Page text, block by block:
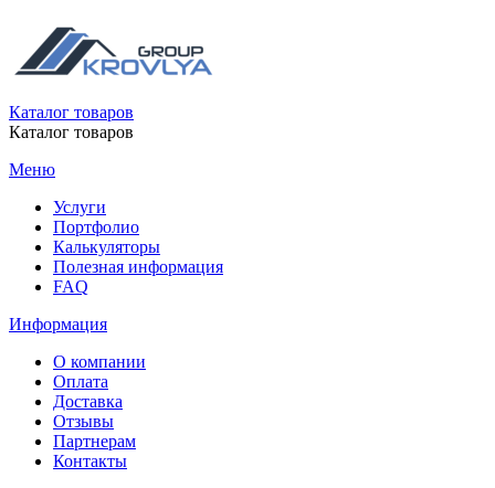
Каталог товаров
Каталог товаров
Меню
Услуги
Портфолио
Калькуляторы
Полезная информация
FAQ
Информация
О компании
Оплата
Доставка
Отзывы
Партнерам
Контакты